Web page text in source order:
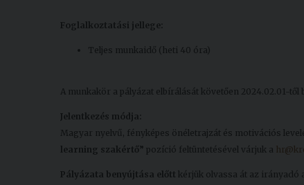
Foglalkoztatási jellege:
Teljes munkaidő (heti 40 óra)
A munkakör a pályázat elbírálását követően 2024.02.01-től
Jelentkezés módja:
Magyar nyelvű, fényképes önéletrajzát és motivációs
learning szakértő” pozíció feltüntetésével várjuk a
Pályázata benyújtása előtt kérjük olvassa át az irányadó